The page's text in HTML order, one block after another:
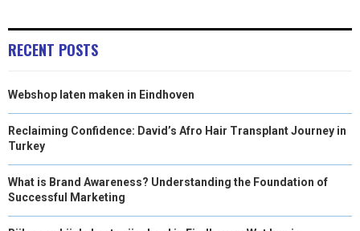
)
RECENT POSTS
Webshop laten maken in Eindhoven
Reclaiming Confidence: David’s Afro Hair Transplant Journey in
Turkey
What is Brand Awareness? Understanding the Foundation of
Successful Marketing